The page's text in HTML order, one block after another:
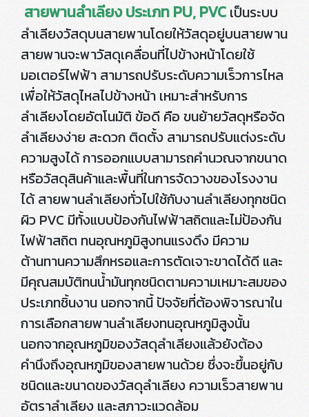
สายพานลำเลียง ประเภท PU, PVC เป็นระบบ
ลำเลียงวัสดุบนสายพานโดยให้วัสดุอยู่บนสายพาน
สายพานจะพาวัสดุเคลื่อนที่ไปข้างหน้าโดยใช้
มอเตอร์ไฟฟ้า สามารถปรับระดับความเร็วการไหล
เพื่อให้วัสดุไหลไปข้างหน้า เหมาะสำหรับการ
ลำเลียงโดยอัตโนมัติ ข้อดี คือ ขนย้ายวัสดุหรือจัด
ลำเลียงง่าย สะดวก ติดตั้ง สามารถปรับแต่งระดับ
ความสูงได้ การออกแบบสามารถคำนวณจากขนาด
หรือวัสดุสินค้าและพื้นที่ในการจัดวางของโรงงาน
ได้ สายพานลำเลียงทั่วไปใช้กับงานลำเลียงทุกชนิด
ผิว PVC มีทั้งแบบป้องกันไฟฟ้าสถิตและไม่ป้องกัน
ไฟฟ้าสถิต ทนอุณหภูมิสูงทนแรงดึง มีความ
ต้านทานความสึกหรอและการตัดเจาะขาดได้ดี และ
มีคุณสมบัติทนน้ำมันทุกชนิดตามความเหมาะสมของ
ประเภทชิ้นงาน นอกจากนี้ ปัจจัยที่ต้องพิจารณาใน
การเลือกสายพานลำเลียงทนอุณหภูมิสูงนั้น
นอกจากอุณหภูมิของวัสดุลำเลียงแล้วยังต้อง
คำนึงถึงอุณหภูมิของสายพานด้วย ซึ่งจะขึ้นอยู่กับ
ชนิดและขนาดของวัสดุลำเลียง ความเร็วสายพาน
อัตราลำเลียง และสภาวะแวดล้อม